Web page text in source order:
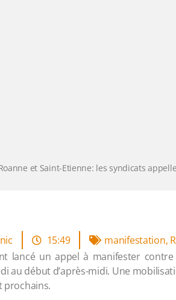
et Saint-Etienne: les syndicats
15:49 manifestation,
lancé un appel à manifester
au début d’après-midi. Une
prochains.